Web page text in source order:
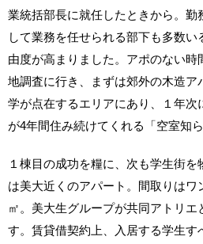
業統括部長に就任したときから。勤
して業務を任せられる部下も多数い
由度が高まりました。アポのない時
地調査に行き、まずは郊外の木造ア
学が点在するエリアにあり、１年次
が4年間住み続けてくれる「空室知
１棟目の成功を糧に、次も学生街
は美大近くのアパート。間取りはワ
㎡。美大生グループが共同アトリエ
す。賃貸借契約上、入居する学生す